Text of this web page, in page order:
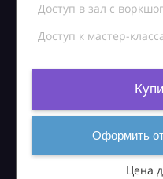
Доступ в зал с
Доступ к мастер-
Оформить
Цена